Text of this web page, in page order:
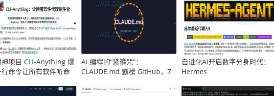
神项目 CLI-Anything 爆
命令让所有软件听命
AI 编程的“紧箍咒”：
CLAUDE.md 霸榜 GitHub，7
自进化AI开启数字分身时代：
Hermes